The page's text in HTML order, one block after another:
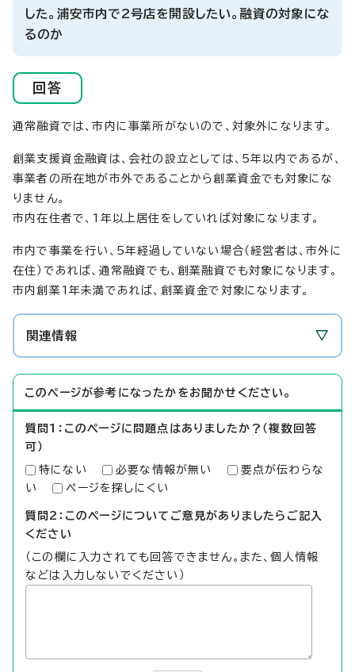
した。浦安市内で2号店を開設したい。融資の対象にな
るのか
回答
通常融資では、市内に事業所がないので、対象外になります。
創業支援資金融資は、会社の設立としては、5年以内であるが、
事業者の所在地が市外であることから創業資金でも対象にな
りません。
市内在住者で、1年以上居住をしていれば対象になります。
市内で事業を行い、5年経過していない場合（経営者は、市外に
在住）であれば、通常融資でも、創業融資でも対象になります。
市内創業1年未満であれば、創業資金で対象になります。
関連情報
このページが参考になったかをお聞かせください。
質問1：このページに問題点はありましたか？（複数回答
可）
特にない 必要な情報が無い
要点が伝わらな
い
ページを探しにくい
質問2：このページについてご意見がありましたらご記入
ください
（この欄に入力されても回答できません。また、個人情報
などは入力しないでください）